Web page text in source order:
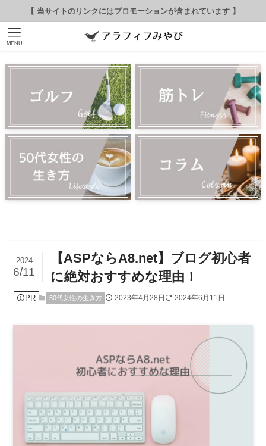
【 当サイトのリンクにはプロモーションが含まれています 】
MENU
【ASPならA8.net】ブログ初心者
に絶対おすすめな理由！
2024
6/11
PR 50代女性の生き方 2023年4月28日 2024年6月11日